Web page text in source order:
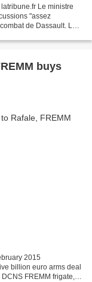
Le ministre
"assez
de Dassault. Le
buys
2015
billion euro arms deal
FREMM frigate,